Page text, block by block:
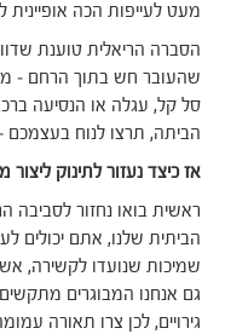
מעט לעייפות הכה
הסברה הריאלית טוענת
שהעובר חש בתוך הרחם –
סל קל, עגלה או הנסיעה
הביתה, תרצו לנוח בעצמכם
אז כיצד נעזור לתינוק ליצור
ראשית בואו נחזור לסביבה
הביתית שלנו, אתם יכולים
שמיכות שנועדו לקשירה,
גם אנחנו המבוגרים
גירויים, לכן צרו תאורה